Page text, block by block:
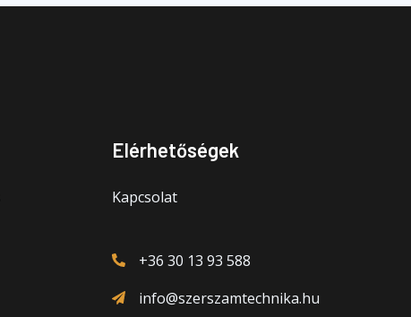
Elérhetőségek
Kapcsolat
+36 30 13 93 588
info@szerszamtechnika.hu